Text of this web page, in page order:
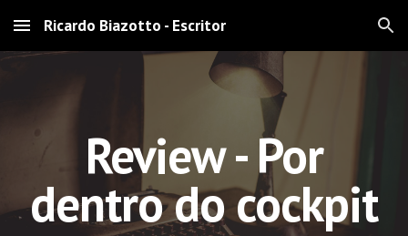
Skip to main content Skip to navigation
Ricardo Biazotto - Escritor
Review - Por
dentro do cockpit